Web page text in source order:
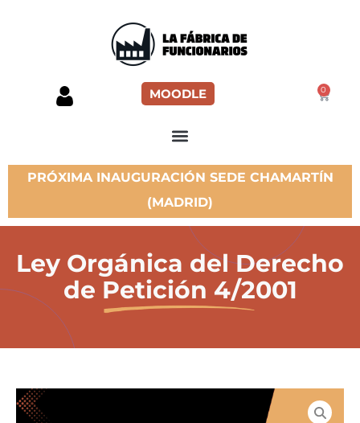
MOODLE 0
PRÓXIMA INAUGURACIÓN SEDE CHAMARTÍN
(MADRID)
Ley Orgánica del Derecho
de Petición 4/2001